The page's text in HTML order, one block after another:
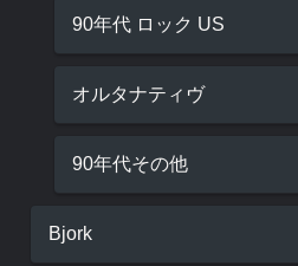
90年代 ロック US
オルタナティヴ
90年代その他
Bjork